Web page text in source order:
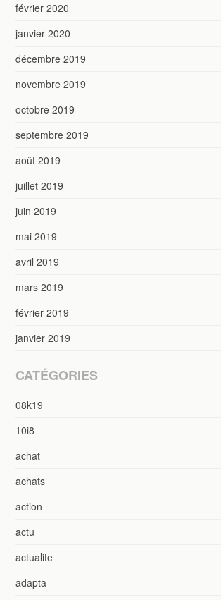
février 2020
janvier 2020
décembre 2019
novembre 2019
octobre 2019
septembre 2019
août 2019
juillet 2019
juin 2019
mai 2019
avril 2019
mars 2019
février 2019
janvier 2019
CATÉGORIES
08k19
10i8
achat
achats
action
actu
actualite
adapta